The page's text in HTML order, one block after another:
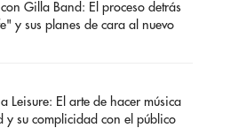
con Gilla Band: El proceso detrás
y sus planes de cara al nuevo
Leisure: El arte de hacer música
y su complicidad con el público